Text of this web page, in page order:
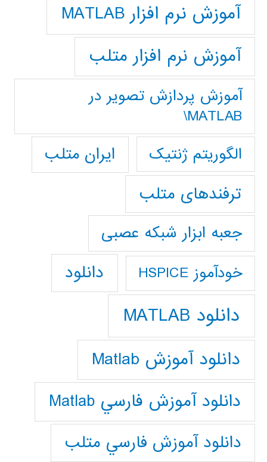
آموزش نرم افزار MATLAB
آموزش نرم افزار متلب
آموزش پردازش تصوير در
MATLAB\
الگوریتم ژنتیک
ایران متلب
ترفندهای متلب
جعبه ابزار شبکه عصبی
خودآموز HSPICE دانلود
دانلود MATLAB
دانلود آموزش Matlab
دانلود آموزش فارسي Matlab
دانلود آموزش فارسي متلب